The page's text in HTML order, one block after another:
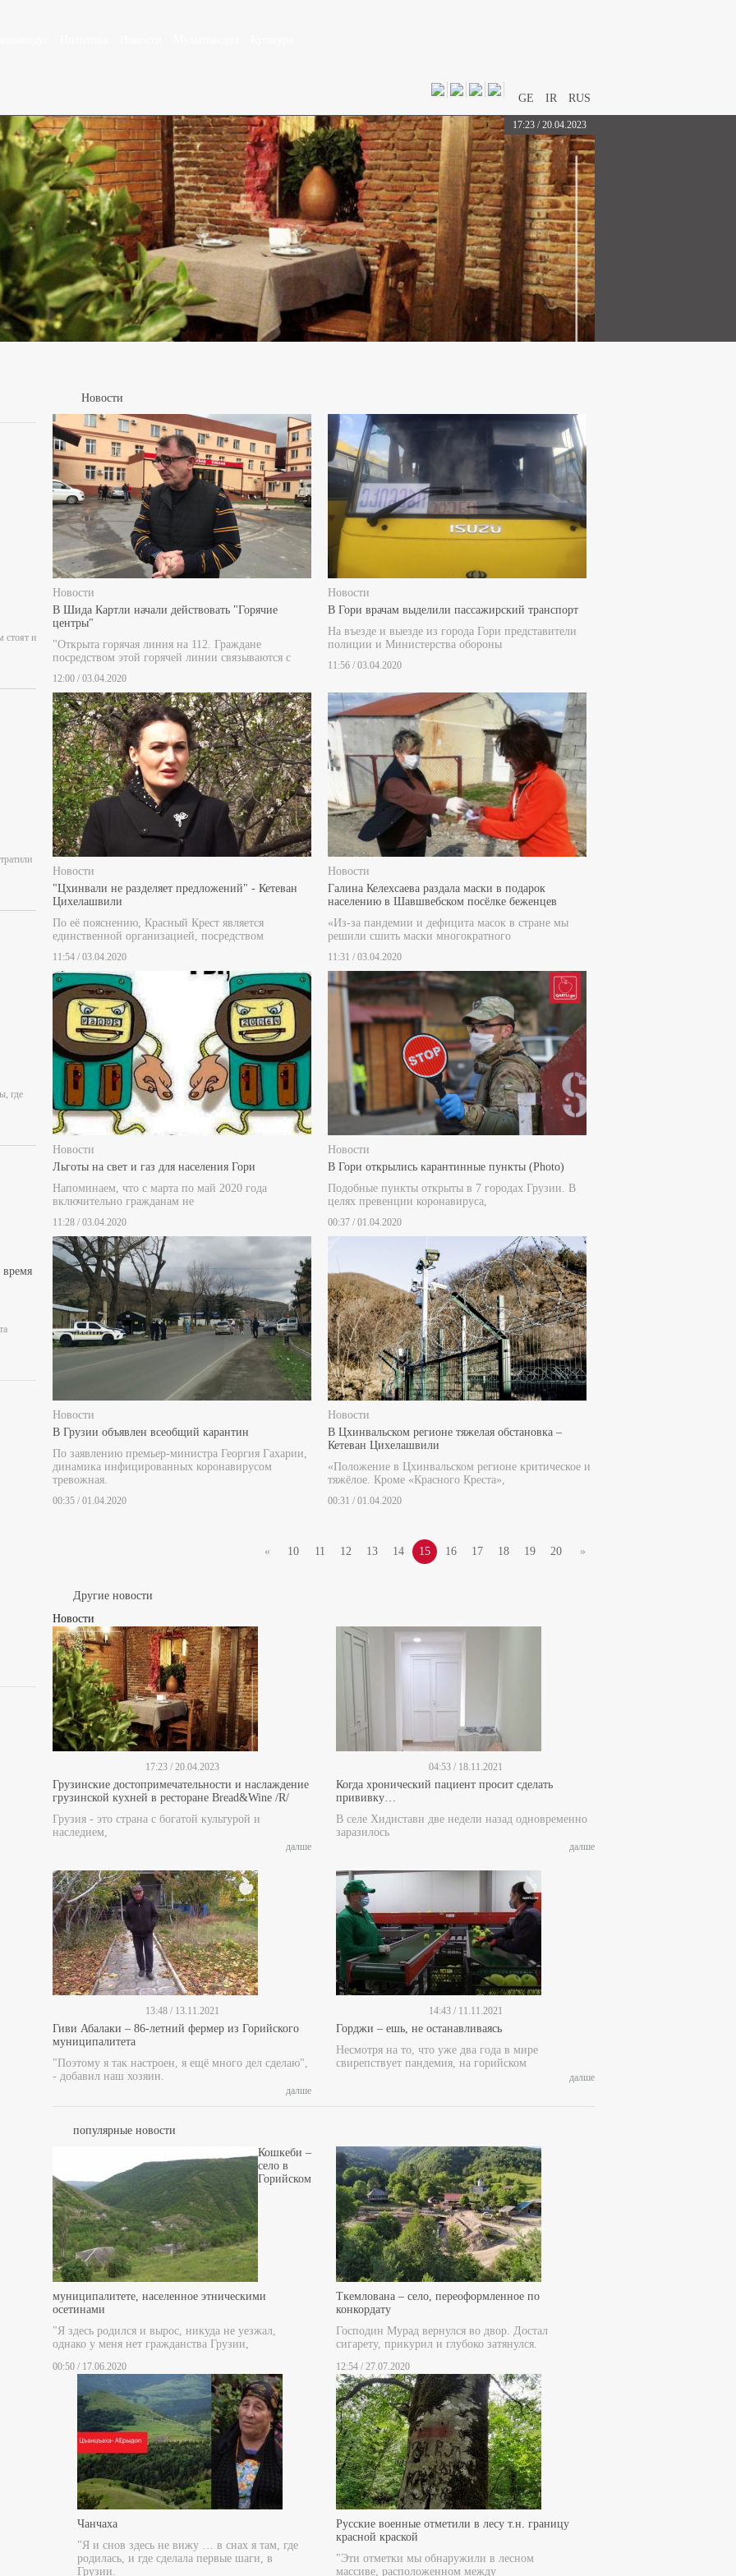
GE IR RUS
17:23 / 20.04.2023
стоят и
где
Новости
Новости
В Шида Картли начали действовать "Горячие
центры"
"Открыта горячая линия на 112. Граждане
посредством этой горячей линии связываются с
12:00 / 03.04.2020
Новости
В Гори врачам выделили пассажирский транспорт
На въезде и выезде из города Гори представители
полиции и Министерства обороны
11:56 / 03.04.2020
Новости
"Цхинвали не разделяет предложений" - Кетеван
Цихелашвили
По её пояснению, Красный Крест является
единственной организацией, посредством
11:54 / 03.04.2020
Новости
Галина Келехсаева раздала маски в подарок
населению в Шавшвебском посёлке беженцев
«Из-за пандемии и дефицита масок в стране мы
решили сшить маски многократного
11:31 / 03.04.2020
Новости
Льготы на свет и газ для населения Гори
Напоминаем, что с марта по май 2020 года
включительно гражданам не
11:28 / 03.04.2020
Новости
В Гори открылись карантинные пункты (Photo)
Подобные пункты открыты в 7 городах Грузии. В
целях превенции коронавируса,
00:37 / 01.04.2020
Новости
В Грузии объявлен всеобщий карантин
По заявлению премьер-министра Георгия Гахарии,
динамика инфицированных коронавирусом
тревожная.
00:35 / 01.04.2020
Новости
В Цхинвальском регионе тяжелая обстановка –
Кетеван Цихелашвили
«Положение в Цхинвальском регионе критическое и
тяжёлое. Кроме «Красного Креста»,
00:31 / 01.04.2020
« 10 11 12 13 14 15 16 17 18 19 20 »
Другие новости
Новости
17:23 / 20.04.2023
Грузинские достопримечательности и наслаждение
грузинской кухней в ресторане Bread&Wine /R/
Грузия - это страна с богатой культурой и
наследием,
далше
04:53 / 18.11.2021
Когда хронический пациент просит сделать
прививку…
В селе Хидистави две недели назад одновременно
заразилось
далше
13:48 / 13.11.2021
Гиви Абалаки – 86-летний фермер из Горийского
муниципалитета
"Поэтому я так настроен, я ещё много дел сделаю",
- добавил наш хозяин.
далше
14:43 / 11.11.2021
Горджи – ешь, не останавливаясь
Несмотря на то, что уже два года в мире
свирепствует пандемия, на горийском
далше
популярные новости
Кошкеби –
село в
Горийском
муниципалитете, населенное этническими
осетинами
"Я здесь родился и вырос, никуда не уезжал,
однако у меня нет гражданства Грузии,
00:50 / 17.06.2020
Ткемлована – село, переоформленное по
конкордату
Господин Мурад вернулся во двор. Достал
сигарету, прикурил и глубоко затянулся.
12:54 / 27.07.2020
Чанчаха
"Я и снов здесь не вижу … в снах я там, где
родилась, и где сделала первые шаги, в
Грузии.
Русские военные отметили в лесу т.н. границу
красной краской
"Эти отметки мы обнаружили в лесном
массиве, расположенном между